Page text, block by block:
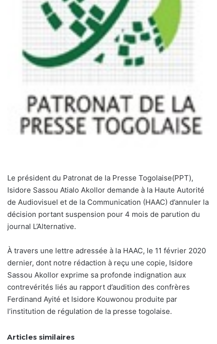
Le président du Patronat de la Presse Togolaise(PPT),
Isidore Sassou Atialo Akollor demande à la Haute Autorité
de Audiovisuel et de la Communication (HAAC) d’annuler la
décision portant suspension pour 4 mois de parution du
journal L’Alternative.
À travers une lettre adressée à la HAAC, le 11 février 2020
dernier, dont notre rédaction à reçu une copie, Isidore
Sassou Akollor exprime sa profonde indignation aux
contrevérités liés au rapport d’audition des confrères
Ferdinand Ayité et Isidore Kouwonou produite par
l’institution de régulation de la presse togolaise.
Articles similaires